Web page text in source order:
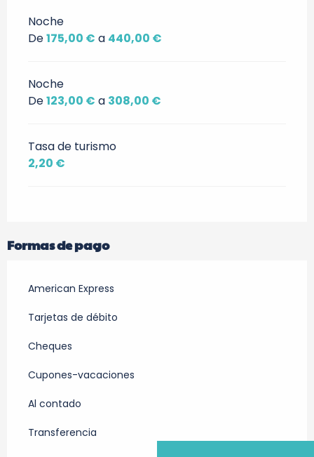
Noche
De175,00 € a 440,00 €
Noche
De123,00 € a 308,00 €
Tasa de turismo
2,20 €
Formas de pago
American Express
Tarjetas de débito
Cheques
Cupones-vacaciones
Al contado
Transferencia